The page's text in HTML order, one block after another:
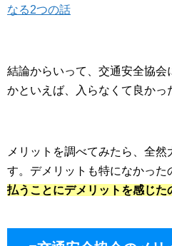
なる2つの話
結論からいって、交通安全協会
かといえば、入らなくて良かっ
メリットを調べてみたら、全
す。デメリットも特になかった
払うことにデメリットを感じた